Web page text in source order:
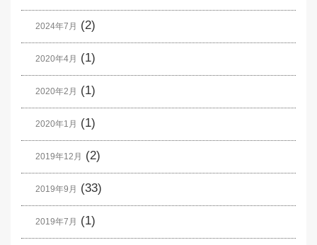
2024年7月 (2)
2020年4月 (1)
2020年2月 (1)
2020年1月 (1)
2019年12月 (2)
2019年9月 (33)
2019年7月 (1)